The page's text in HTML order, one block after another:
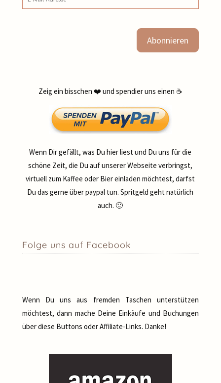
Zeig ein bisschen ❤️ und spendier uns einen ☕
Wenn Dir gefällt, was Du hier liest und Du uns für die
schöne Zeit, die Du auf unserer Webseite verbringst,
virtuell zum Kaffee oder Bier einladen möchtest, darfst
Du das gerne über paypal tun. Spritgeld geht natürlich
auch. 🙂
Folge uns auf Facebook
Wenn Du uns aus fremden Taschen unterstützen
möchtest, dann mache Deine Einkäufe und Buchungen
über diese Buttons oder Affiliate-Links. Danke!